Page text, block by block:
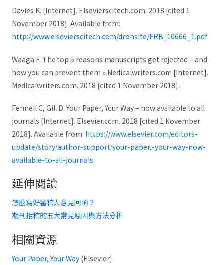
Davies K. [Internet]. Elsevierscitech.com. 2018 [cited 1
November 2018]. Available from:
http://www.elsevierscitech.com/dronsite/FRB_10666_1.pdf
Waaga F. The top 5 reasons manuscripts get rejected – and
how you can prevent them » Medicalwriters.com [Internet].
Medicalwriters.com. 2018 [cited 1 November 2018].
Fennell C, Gill D. Your Paper, Your Way – now available to all
journals [Internet]. Elsevier.com. 2018 [cited 1 November
2018]. Available from: https://www.elsevier.com/editors-
update/story/author-support/your-paper,-your-way-now-
available-to-all-journals
延伸閱讀
怎麼寫好審稿人意見回函？
期刊拒稿的五大常見原因與方法分析
相關資源
Your Paper, Your Way(Elsevier)